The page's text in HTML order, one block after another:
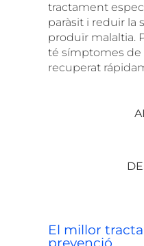
tractament
paràsit i reduir la
produïr malaltia.
té símptomes de
recuperat
El millor
prevenció